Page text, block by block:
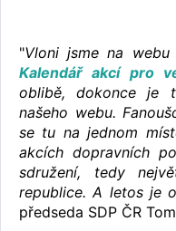
"Vloni jsme na webu
Kalendář akcí pro
oblibě, dokonce je
našeho webu.
se tu na jednom
akcích dopravních
sdružení, tedy
republice. A letos je
předseda SDP ČR